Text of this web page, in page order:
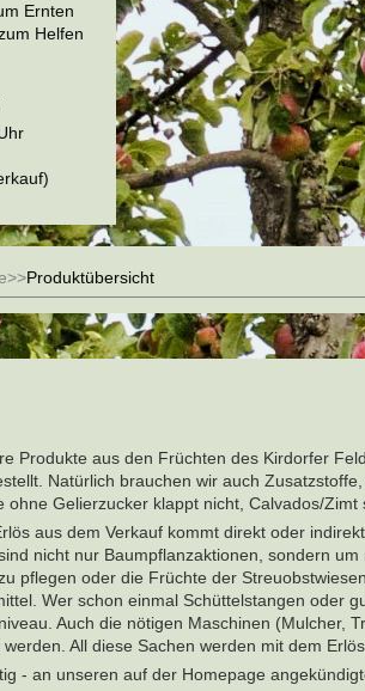
Ernten
Helfen
Produktübersicht
Produkte aus den Früchten des Kirdorfer
Natürlich brauchen wir auch
ohne Gelierzucker klappt nicht, Calvados/Zimt
aus dem Verkauf kommt direkt oder
nicht nur Baumpflanzaktionen, sondern
pflegen oder die Früchte der
Wer schon einmal Schüttelstangen oder
Auch die nötigen Maschinen (Mulcher,
All diese Sachen werden mit dem
- an unseren auf der Homepage